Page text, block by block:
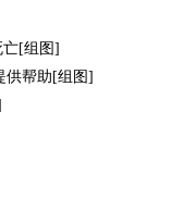
亡[组图]
供帮助[组图]